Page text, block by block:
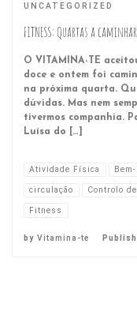
UNCATEGORIZED
FITNESS: Quartas a caminhar
O VITAMINA-TE
doce e ontem foi
na próxima quarta.
dúvidas. Mas nem
tivermos companhia.
Luísa do […]
Atividade Física
circulação
Controlo
Fitness
by Vitamina-te